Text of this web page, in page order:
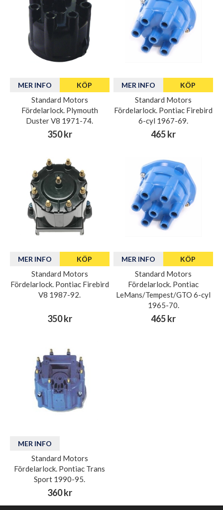
MER INFO KÖP
Standard Motors
Fördelarlock. Plymouth
Duster V8 1971-74.
350 kr
MER INFO KÖP
Standard Motors
Fördelarlock. Pontiac Firebird
6-cyl 1967-69.
465 kr
MER INFO KÖP
Standard Motors
Fördelarlock. Pontiac Firebird
V8 1987-92.
350 kr
MER INFO KÖP
Standard Motors
Fördelarlock. Pontiac
LeMans/Tempest/GTO 6-cyl
1965-70.
465 kr
MER INFO
Standard Motors
Fördelarlock. Pontiac Trans
Sport 1990-95.
360 kr